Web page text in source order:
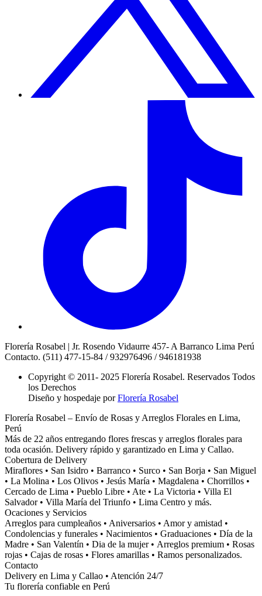
Florería Rosabel | Jr. Rosendo Vidaurre 457- A Barranco Lima Perú
Contacto. (511) 477-15-84 / 932976496 / 946181938
Copyright © 2011- 2025 Florería Rosabel. Reservados Todos
los Derechos
Diseño y hospedaje porFlorería Rosabel
Florería Rosabel – Envío de Rosas y Arreglos Florales en Lima,
Perú
Más de 22 años entregando flores frescas y arreglos florales para
toda ocasión. Delivery rápido y garantizado en Lima y Callao.
Cobertura de Delivery
Miraflores • San Isidro • Barranco • Surco • San Borja • San Miguel
• La Molina • Los Olivos • Jesús María • Magdalena • Chorrillos •
Cercado de Lima • Pueblo Libre • Ate • La Victoria • Villa El
Salvador • Villa María del Triunfo • Lima Centro y más.
Ocaciones y Servicios
Arreglos para cumpleaños • Aniversarios • Amor y amistad •
Condolencias y funerales • Nacimientos • Graduaciones • Día de la
Madre • San Valentín • Dia de la mujer • Arreglos premium • Rosas
rojas • Cajas de rosas • Flores amarillas • Ramos personalizados.
Contacto
Delivery en Lima y Callao • Atención 24/7
Tu florería confiable en Perú